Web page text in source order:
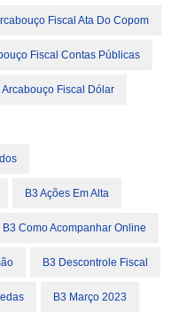
Fiscal Ata Do Copom
Fiscal Contas Públicas
Arcabouço Fiscal Dólar
B3 Ações Em Alta
B3 Como Acompanhar Online
B3 Descontrole Fiscal
B3 Março 2023